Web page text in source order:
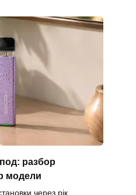
разбор
модели
через рік